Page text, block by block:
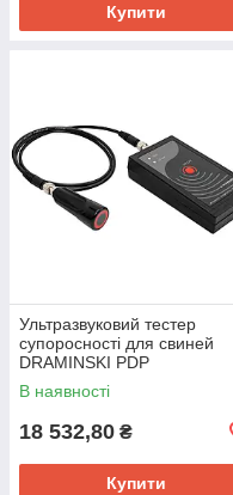
Купити
Ультразвуковий тестер
супоросності для свиней
DRAMINSKI PDP
В наявності
18 532,80 ₴
Купити